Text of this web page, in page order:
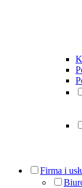
Firma i